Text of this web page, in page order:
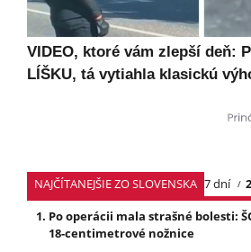
VIDEO, ktoré vám zlepší deň:
LÍŠKU, tá vytiahla klasickú
NAJČÍTANEJŠIE ZO SLOVENSKA 7 dní
Po operácii mala strašné bolesti:
18-centimetrové nožnice